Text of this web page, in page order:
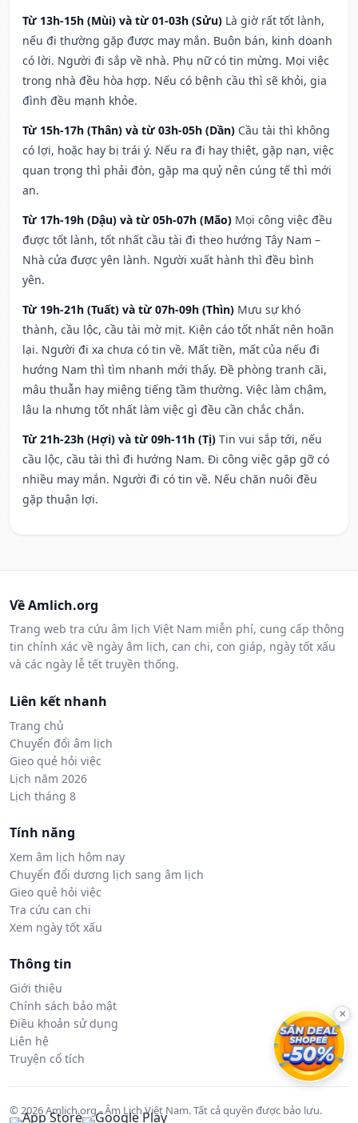
Từ 13h-15h (Mùi) và từ 01-03h (Sửu) Là giờ rất tốt lành,
nếu đi thường gặp được may mắn. Buôn bán, kinh doanh
có lời. Người đi sắp về nhà. Phụ nữ có tin mừng. Mọi việc
trong nhà đều hòa hợp. Nếu có bệnh cầu thì sẽ khỏi, gia
đình đều mạnh khỏe.
Từ 15h-17h (Thân) và từ 03h-05h (Dần) Cầu tài thì không
có lợi, hoặc hay bị trái ý. Nếu ra đi hay thiệt, gặp nạn, việc
quan trọng thì phải đòn, gặp ma quỷ nên cúng tế thì mới
an.
Từ 17h-19h (Dậu) và từ 05h-07h (Mão) Mọi công việc đều
được tốt lành, tốt nhất cầu tài đi theo hướng Tây Nam –
Nhà cửa được yên lành. Người xuất hành thì đều bình
yên.
Từ 19h-21h (Tuất) và từ 07h-09h (Thìn) Mưu sự khó
thành, cầu lộc, cầu tài mờ mịt. Kiện cáo tốt nhất nên hoãn
lại. Người đi xa chưa có tin về. Mất tiền, mất của nếu đi
hướng Nam thì tìm nhanh mới thấy. Đề phòng tranh cãi,
mâu thuẫn hay miệng tiếng tầm thường. Việc làm chậm,
lâu la nhưng tốt nhất làm việc gì đều cần chắc chắn.
Từ 21h-23h (Hợi) và từ 09h-11h (Tị) Tin vui sắp tới, nếu
cầu lộc, cầu tài thì đi hướng Nam. Đi công việc gặp gỡ có
nhiều may mắn. Người đi có tin về. Nếu chăn nuôi đều
gặp thuận lợi.
Về Amlich.org
Trang web tra cứu âm lịch Việt Nam miễn phí, cung cấp thông
tin chính xác về ngày âm lịch, can chi, con giáp, ngày tốt xấu
và các ngày lễ tết truyền thống.
Liên kết nhanh
Trang chủ
Chuyển đổi âm lịch
Gieo quẻ hỏi việc
Lịch năm 2026
Lịch tháng 8
Tính năng
Xem âm lịch hôm nay
Chuyển đổi dương lịch sang âm lịch
Gieo quẻ hỏi việc
Tra cứu can chi
Xem ngày tốt xấu
Thông tin
Giới thiệu
Chính sách bảo mật
Điều khoản sử dụng
Liên hệ
Truyện cổ tích
© 2026 Amlich.org - Âm Lịch Việt Nam. Tất cả quyền được bảo lưu.
×